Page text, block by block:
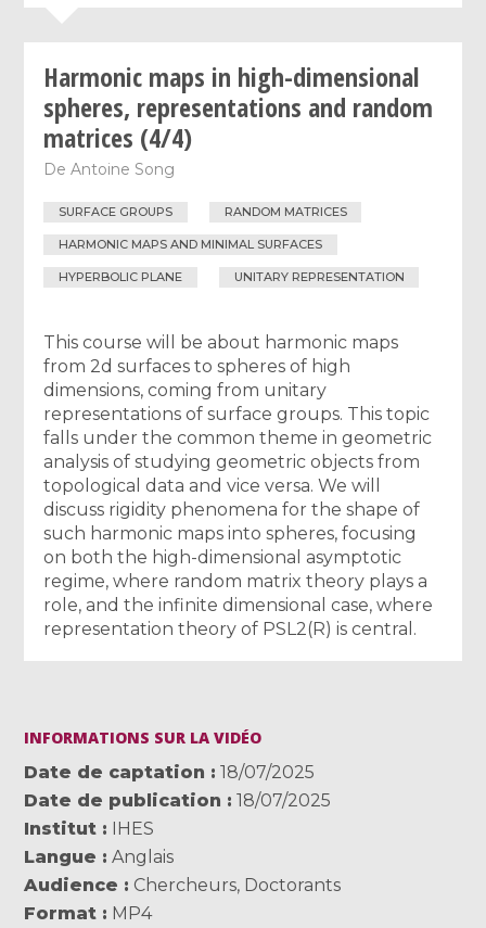
Harmonic maps in high-dimensional
spheres, representations and random
matrices (4/4)
DeAntoine Song
SURFACE GROUPS RANDOM MATRICES
HARMONIC MAPS AND MINIMAL SURFACES
HYPERBOLIC PLANE UNITARY REPRESENTATION
This course will be about harmonic maps
from 2d surfaces to spheres of high
dimensions, coming from unitary
representations of surface groups. This topic
falls under the common theme in geometric
analysis of studying geometric objects from
topological data and vice versa. We will
discuss rigidity phenomena for the shape of
such harmonic maps into spheres, focusing
on both the high-dimensional asymptotic
regime, where random matrix theory plays a
role, and the infinite dimensional case, where
representation theory of PSL2(R) is central.
INFORMATIONS SUR LA VIDÉO
Date de captation
18/07/2025
Date de publication
18/07/2025
Institut
IHES
Langue
Anglais
Audience
Chercheurs, Doctorants
Format
MP4